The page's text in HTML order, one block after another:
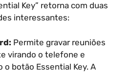
Key” retorna com duas
interessantes:
Permite gravar reuniões
virando o telefone e
o botão Essential Key. A